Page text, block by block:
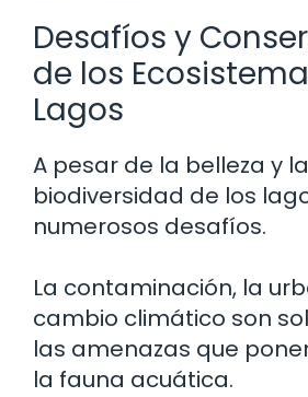
Desafíos y
de los
Lagos
A pesar de la belleza y la
biodiversidad de los
numerosos desafíos.
La contaminación, la
cambio climático son
las amenazas que
la fauna acuática.